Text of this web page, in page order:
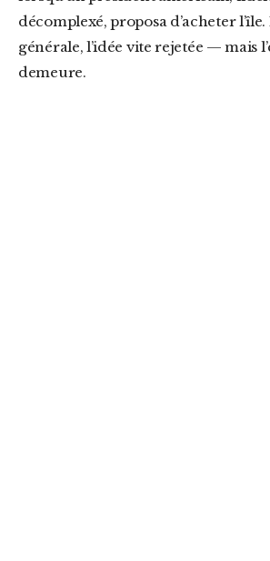
décomplexé, proposa d’acheter
générale, l’idée vite rejetée — mais
demeure.